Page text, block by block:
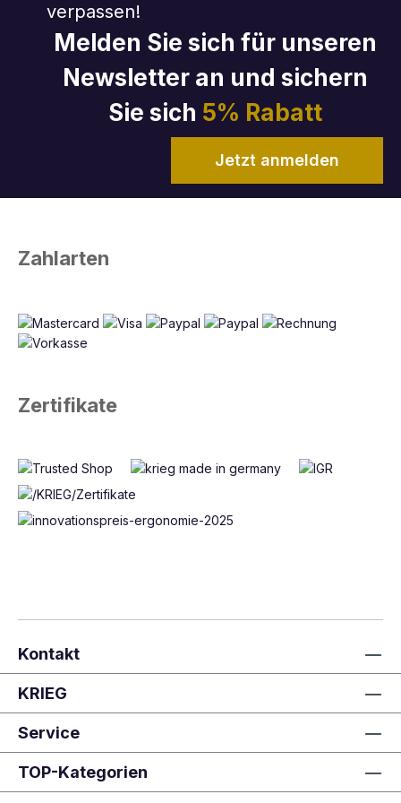
verpassen!
Melden Sie sich für unseren
Newsletter an und sichern
Sie sich 5% Rabatt
Jetzt anmelden
Zahlarten
Zertifikate
Kontakt
KRIEG
Service
TOP-Kategorien